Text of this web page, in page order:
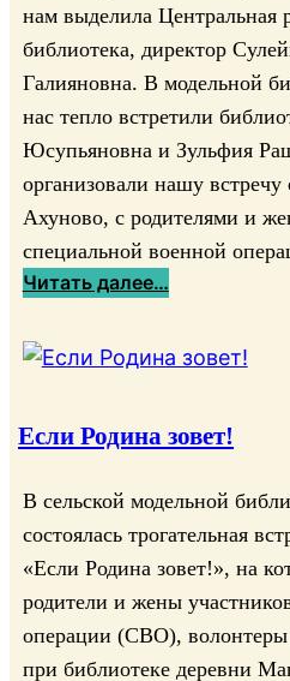
»
.
е
л
ь
н
а
е
ь
к
и
б
л
а
с
н
о
с
т
нам выделила Центральная
библиотека, директор
Галияновна. В модельной
нас тепло встретили
Юсупьяновна и Зульфия
организовали нашу встречу
Ахуново, с родителями и
специальной военной
Читать далее…:
С
У
В
С
Е
Л
Если Родина зовет!
В сельской модельной
состоялась трогательная
«Если Родина зовет!», на
родители и жены
операции (СВО), волонтеры
при библиотеке деревни